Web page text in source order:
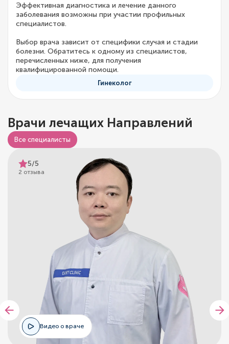
Эффективная диагностика и лечение данного
заболевания возможны при участии профильных
специалистов.
Выбор врача зависит от специфики случая и стадии
болезни. Обратитесь к одному из специалистов,
перечисленных ниже, для получения
квалифицированной помощи.
Гинеколог
Врачи лечащих Направлений
Все специалисты
5/5
2 отзыва
Видео о враче